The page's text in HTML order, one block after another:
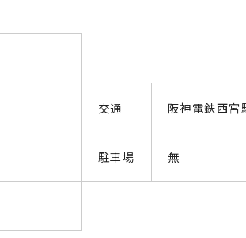
交通 阪神電鉄西宮
駐車場 無